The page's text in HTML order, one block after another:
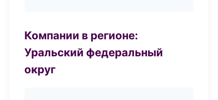
Компании в регионе:
Уральский федеральный
округ